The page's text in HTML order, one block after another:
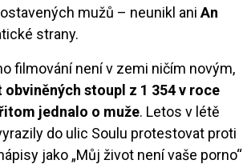
mužů – neunikl aniAn
strany.
filmování není v zemi ničím novým,
obviněných stoupl z 1 354 v roce
jednalo o muže. Letos v létě
do ulic Soulu protestovat proti
jako „Můj život není vaše porno“